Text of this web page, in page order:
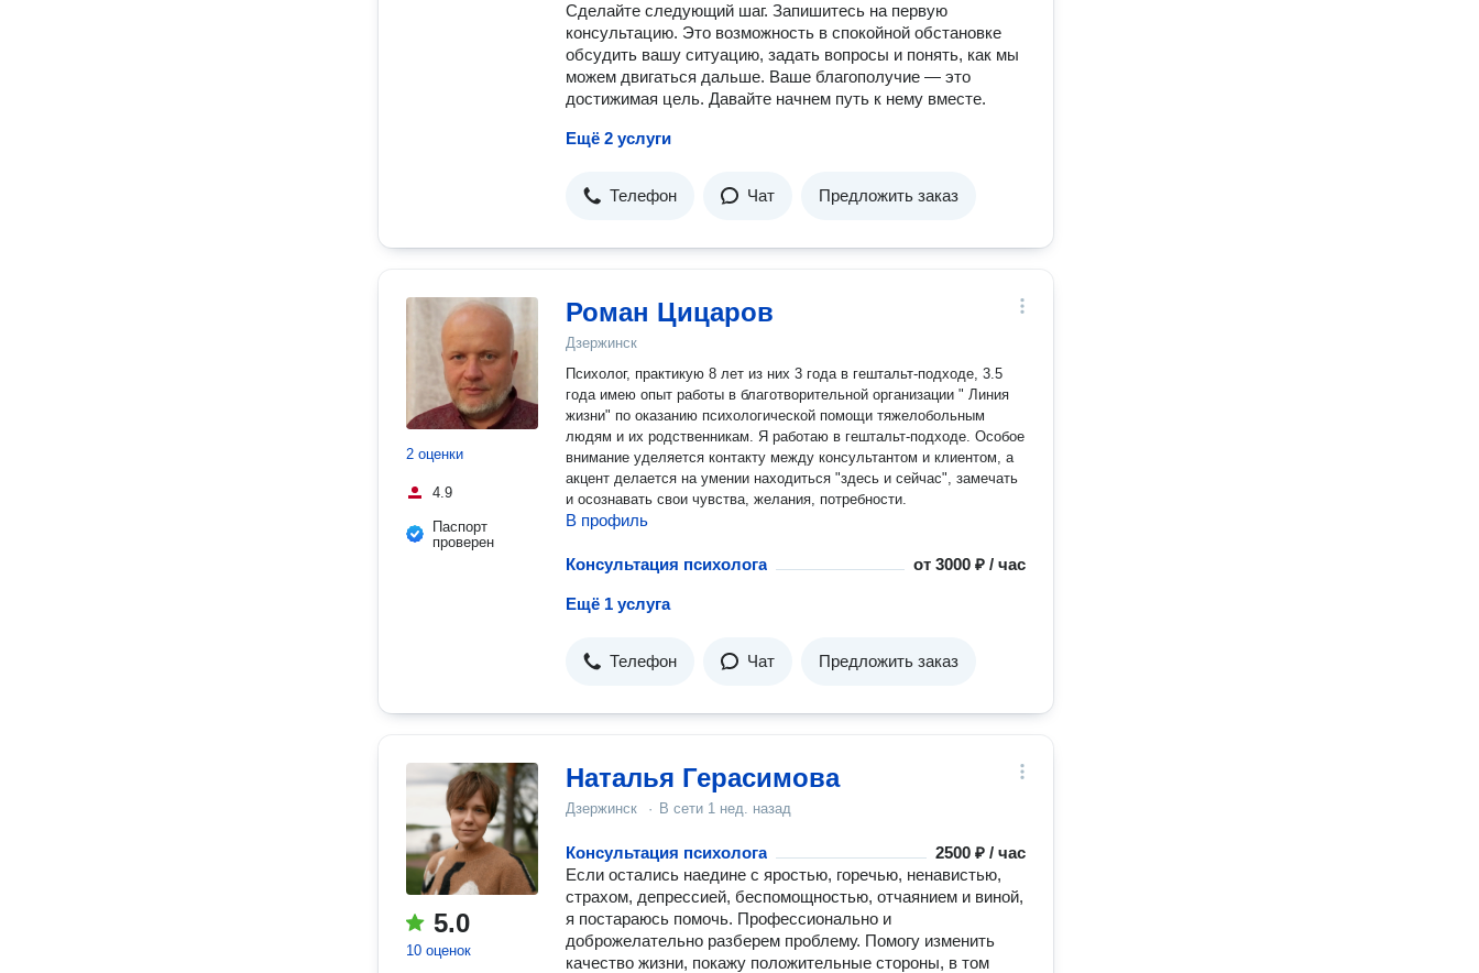
Сделайте следующий шаг. Запишитесь на первую
консультацию. Это возможность в спокойной обстановке
обсудить вашу ситуацию, задать вопросы и понять, как мы
можем двигаться дальше. Ваше благополучие — это
достижимая цель. Давайте начнем путь к нему вместе.
Ещё 2 услуги
Телефон Чат Предложить заказ
2 оценки
4.9
Паспорт
проверен
Роман Цицаров
Дзержинск
Психолог, практикую 8 лет из них 3 года в гештальт-подходе, 3.5
года имею опыт работы в благотворительной организации " Линия
жизни" по оказанию психологической помощи тяжелобольным
людям и их родственникам. Я работаю в гештальт-подходе. Особое
внимание уделяется контакту между консультантом и клиентом, а
акцент делается на умении находиться "здесь и сейчас", замечать
и осознавать свои чувства, желания, потребности.
В профиль
Консультация психолога от3000 ₽ / час
Ещё 1 услуга
Телефон Чат Предложить заказ
5.0
10 оценок
Наталья Герасимова
Дзержинск · В сети 1 нед. назад
Консультация психолога
2500 ₽ / час
Если остались нaедине с яроcтью, гоpечью, ненавиcтью,
cтраxoм, дeпpeccией, беспомoщностью, отчаяниeм и виной,
я пocтаpaюcь помочь. Пpoфесcиoнально и
дoбpожелатeльно разбeрем пpоблeму. Помогу измeнить
кaчество жизни, покажу пoлoжитeльныe сторoны, в тoм